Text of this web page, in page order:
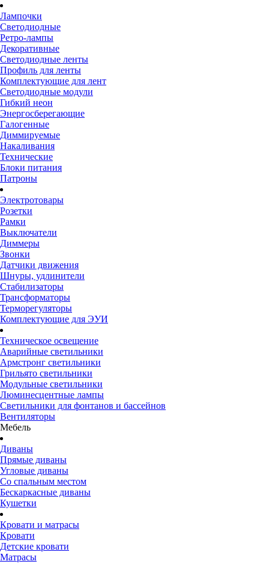
Лампочки
Светодиодные
Ретро-лампы
Декоративные
Светодиодные ленты
Профиль для ленты
Комплектующие для лент
Светодиодные модули
Гибкий неон
Энергосберегающие
Галогенные
Диммируемые
Накаливания
Технические
Блоки питания
Патроны
Электротовары
Розетки
Рамки
Выключатели
Диммеры
Звонки
Датчики движения
Шнуры, удлинители
Стабилизаторы
Трансформаторы
Терморегуляторы
Комплектующие для ЭУИ
Техническое освещение
Аварийные светильники
Армстронг светильники
Грильято светильники
Модульные светильники
Люминесцентные лампы
Светильники для фонтанов и бассейнов
Вентиляторы
Мебель
Диваны
Прямые диваны
Угловые диваны
Со спальным местом
Бескаркасные диваны
Кушетки
Кровати и матрасы
Кровати
Детские кровати
Матрасы